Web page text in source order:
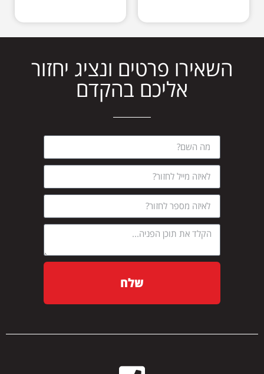
השאירו פרטים ונציג יחזור
אליכם בהקדם
שלח